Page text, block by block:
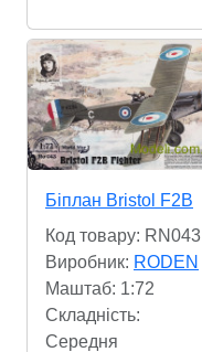
Біплан Bristol F2B
Код товару: RN043
Виробник: RODEN
Маштаб: 1:72
Складність:
Cередня